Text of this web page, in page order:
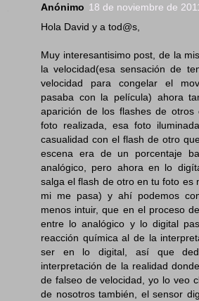
Anónimo 18 de noviembre de
Hola David y a tod@s,
Muy interesantisimo post, de la
la velocidad(esa sensación de
velocidad para congelar el
pasaba con la película) ahora
aparición de los flashes de otros
foto realizada, esa foto
casualidad con el flash de otro
escena era de un porcentaje
analógico, pero ahora en lo
salga el flash de otro en tu foto es
mi me pasa) y ahí podemos
menos intuir, que en el proceso
entre lo analógico y lo digital
reacción química al de la
ser en lo digital, así que
interpretación de la realidad
de falseo de velocidad, yo lo veo
de nosotros también, el sensor